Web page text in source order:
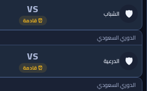
🛡 الشباب VS
⏰ قادمة
الدوري السعودي
🛡 الدرعية VS
⏰ قادمة
الدوري السعودي